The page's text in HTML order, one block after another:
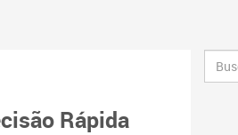
Rápida